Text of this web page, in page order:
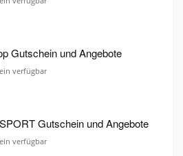
Gutschein und Angebote
verfügbar
Gutschein und Angebote
verfügbar